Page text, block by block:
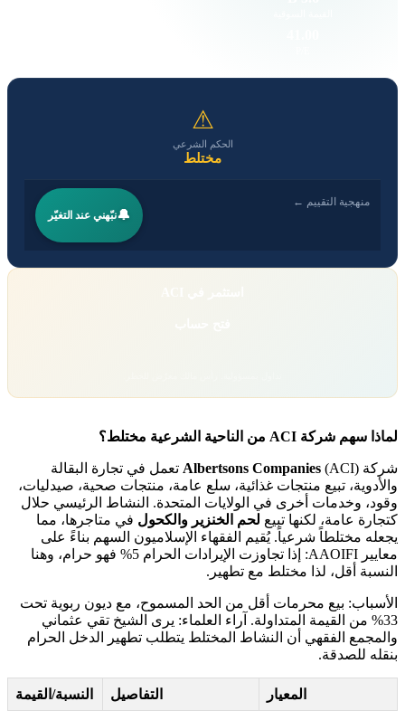
⚠
الحكم الشرعي
مختلط
منهجية التقييم ←
🔔نبّهني عند التغيّر
لماذا سهم شركة ACI من الناحية الشرعية مختلط؟
شركة Albertsons Companies(ACI) تعمل في تجارة البقالة
والأدوية، تبيع منتجات غذائية، سلع عامة، منتجات صحية، صيدليات،
وقود، وخدمات أخرى في الولايات المتحدة. النشاط الرئيسي حلال
كتجارة عامة، لكنها تبيع لحم الخنزير والكحول في متاجرها، مما
يجعله مختلطاً شرعياً. يُقيم الفقهاء الإسلاميون السهم بناءً على
معايير AAOIFI: إذا تجاوزت الإيرادات الحرام 5% فهو حرام، وهنا
النسبة أقل، لذا مختلط مع تطهير.
الأسباب: بيع محرمات أقل من الحد المسموح، مع ديون ربوية تحت
33% من القيمة المتداولة. آراء العلماء: يرى الشيخ تقي عثماني
والمجمع الفقهي أن النشاط المختلط يتطلب تطهير الدخل الحرام
بنقله للصدقة.
المعيار التفاصيل النسبة/القيمة